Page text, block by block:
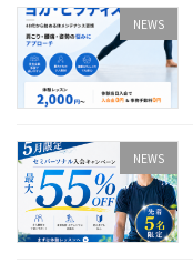
NEWS
NEWS